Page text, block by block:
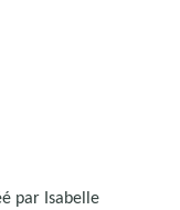
par Isabelle